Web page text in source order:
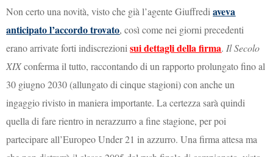
Non certo una novità, visto che già l’agente Giuffrediaveva
anticipato l’accordo trovato, così come nei giorni precedenti
erano arrivate forti indiscrezionisui dettagli della firma. Il Secolo
XIXconferma il tutto, raccontando di un rapporto prolungato fino al
30 giugno 2030 (allungato di cinque stagioni) con anche un
ingaggio rivisto in maniera importante. La certezza sarà quindi
quella di fare rientro in nerazzurro a fine stagione, per poi
partecipare all’Europeo Under 21 in azzurro. Una firma attesa ma